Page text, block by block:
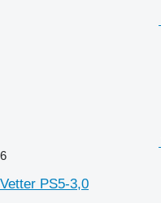
6
Vetter PS5-3,0